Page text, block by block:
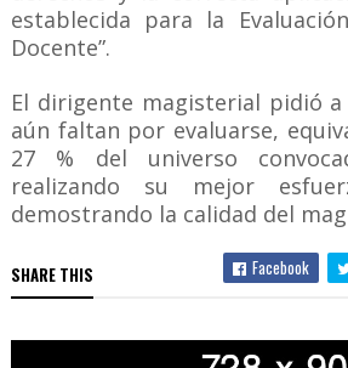
establecida para la
Docente”.
El dirigente magisterial pidió
aún faltan por evaluarse,
27 % del universo
realizando su mejor
demostrando la calidad del
SHARE THIS Facebook